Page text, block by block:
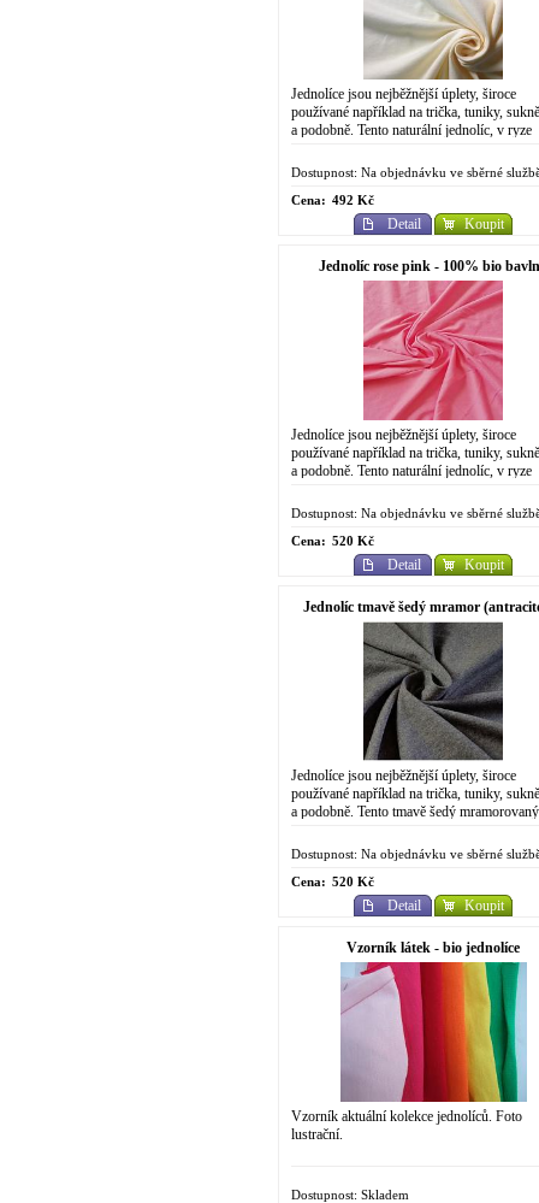
Jednolíce jsou nejběžnější úplety, široce
používané například na trička, tuniky,
a podobně. Tento naturální jednolíc, v ryze
Dostupnost: Na objednávku ve sběrné
Cena: 492 Kč
Detail Koupit
Jednolíc rose pink - 100% bio
Jednolíce jsou nejběžnější úplety, široce
používané například na trička, tuniky,
a podobně. Tento naturální jednolíc, v ryze
Dostupnost: Na objednávku ve sběrné
Cena: 520 Kč
Detail Koupit
Jednolíc tmavě šedý mramor
100% bio bavlna
Jednolíce jsou nejběžnější úplety, široce
používané například na trička, tuniky,
a podobně. Tento tmavě šedý mramorovaný
Dostupnost: Na objednávku ve sběrné
Cena: 520 Kč
Detail Koupit
Vzorník látek - bio jednolíce
Vzorník aktuální kolekce jednolíců. Foto
lustrační.
Dostupnost: Skladem